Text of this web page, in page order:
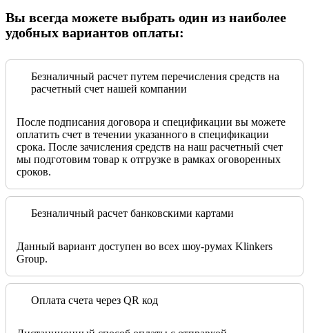
Вы всегда можете выбрать один из наиболее
удобных вариантов оплаты:
Безналичный расчет путем перечисления средств на
расчетный счет нашей компании
После подписания договора и спецификации вы можете
оплатить счет в течении указанного в спецификации
срока. После зачисления средств на наш расчетный счет
мы подготовим товар к отгрузке в рамках оговоренных
сроков.
Безналичный расчет банковскими картами
Данный вариант доступен во всех шоу-румах Klinkers
Group.
Оплата счета через QR код